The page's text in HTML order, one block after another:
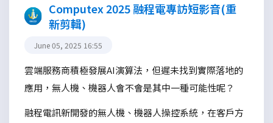
Computex 2025 融程電專訪短影音(重
新剪輯)
June 05, 2025 16:55
雲端服務商積極發展AI演算法，但遲未找到實際落地的
應用，無人機、機器人會不會是其中一種可能性呢？
融程電訊新開發的無人機、機器人操控系統，在客戶方